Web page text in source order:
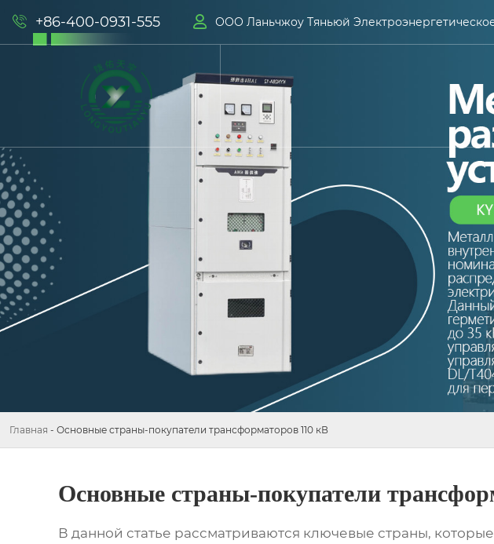
 +86-400-0931-555  ООО Ланьчжоу Тяньюй
Главная - Основные страны-покупатели трансформаторов 110 кВ
Основные страны-покупатели
В данной статье рассматриваются ключевые страны,